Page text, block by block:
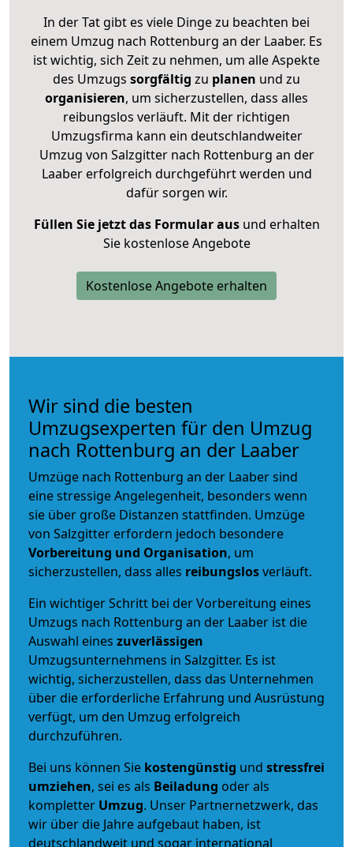
In der Tat gibt es viele Dinge zu beachten bei
einem Umzug nach Rottenburg an der Laaber. Es
ist wichtig, sich Zeit zu nehmen, um alle Aspekte
des Umzugs sorgfältig zu planen und zu
organisieren, um sicherzustellen, dass alles
reibungslos verläuft. Mit der richtigen
Umzugsfirma kann ein deutschlandweiter
Umzug von Salzgitter nach Rottenburg an der
Laaber erfolgreich durchgeführt werden und
dafür sorgen wir.
Füllen Sie jetzt das Formular ausund erhalten
Sie kostenlose Angebote
Kostenlose Angebote erhalten
Wir sind die besten
Umzugsexperten für den Umzug
nach Rottenburg an der Laaber
Umzüge nach Rottenburg an der Laaber sind
eine stressige Angelegenheit, besonders wenn
sie über große Distanzen stattfinden. Umzüge
von Salzgitter erfordern jedoch besondere
Vorbereitung und Organisation, um
sicherzustellen, dass alles reibungslosverläuft.
Ein wichtiger Schritt bei der Vorbereitung eines
Umzugs nach Rottenburg an der Laaber ist die
Auswahl eines zuverlässigen
Umzugsunternehmens in Salzgitter. Es ist
wichtig, sicherzustellen, dass das Unternehmen
über die erforderliche Erfahrung und Ausrüstung
verfügt, um den Umzug erfolgreich
durchzuführen.
Bei uns können Sie kostengünstig und stressfrei
umziehen, sei es als Beiladung oder als
kompletter Umzug. Unser Partnernetzwerk, das
wir über die Jahre aufgebaut haben, ist
deutschlandweit und sogar international